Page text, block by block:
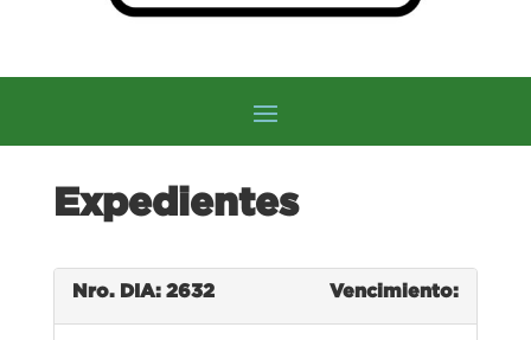
Expedientes
Nro. DIA: 2632 Vencimiento: